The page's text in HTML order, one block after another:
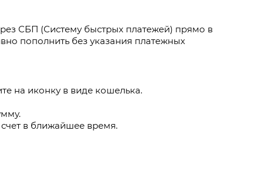
СБП (Систему быстрых платежей) прямо в
пополнить без указания платежных
на иконку в виде кошелька.
в ближайшее время.